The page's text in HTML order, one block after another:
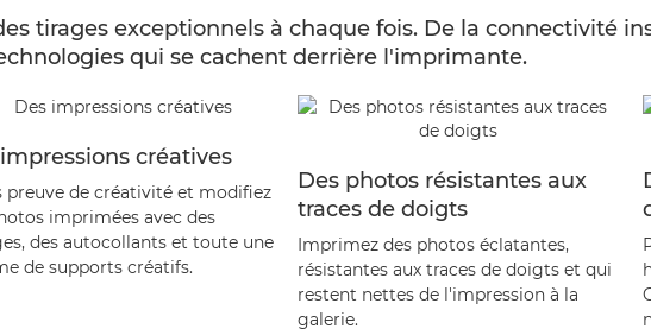
tirages exceptionnels à chaque fois. De la connectivité
qui se cachent derrière l'imprimante.
créatives
preuve de créativité et modifiez
imprimées avec des
des autocollants et toute une
de supports créatifs.
Des photos résistantes aux
traces de doigts
Imprimez des photos éclatantes,
résistantes aux traces de doigts et qui
restent nettes de l'impression à la
galerie.